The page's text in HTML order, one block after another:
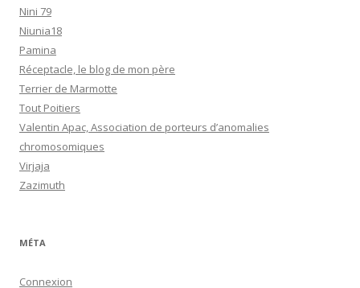
Nini 79
Niunia18
Pamina
Réceptacle, le blog de mon père
Terrier de Marmotte
Tout Poitiers
Valentin Apac, Association de porteurs d’anomalies
chromosomiques
Virjaja
Zazimuth
MÉTA
Connexion